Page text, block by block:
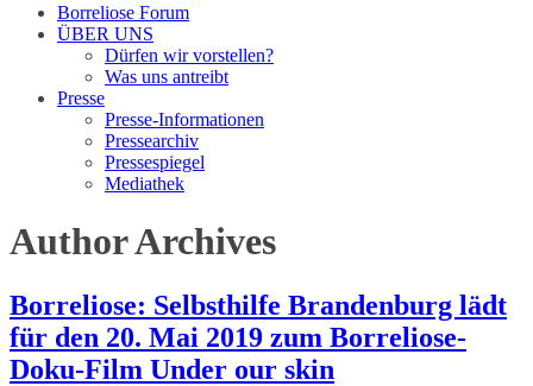
Borreliose Forum
ÜBER UNS
Dürfen wir vorstellen?
Was uns antreibt
Presse
Presse-Informationen
Pressearchiv
Pressespiegel
Mediathek
Author Archives
Borreliose: Selbsthilfe Brandenburg lädt
für den 20. Mai 2019 zum Borreliose-
Doku-Film Under our skin